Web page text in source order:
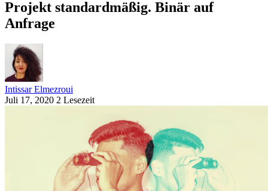
Projekt standardmäßig. Binär auf
Anfrage
Intissar Elmezroui
Juli 17, 2020 2 Lesezeit